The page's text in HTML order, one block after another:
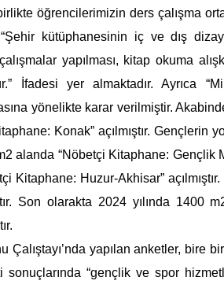
öğrencilerimizin ders çalışma
kütüphanesinin iç ve dış
yapılması, kitap okuma
İfadesi yer almaktadır. Ayrıca
yönelikte karar verilmiştir.
Konak” açılmıştır.
alanda “Nöbetçi Kitaphane: Gençlik
Kitaphane: Huzur-Akhisar”
Son olarakta 2024 yılında
Çalıştayı’nda yapılan anketler,
sonuçlarında “gençlik ve spor